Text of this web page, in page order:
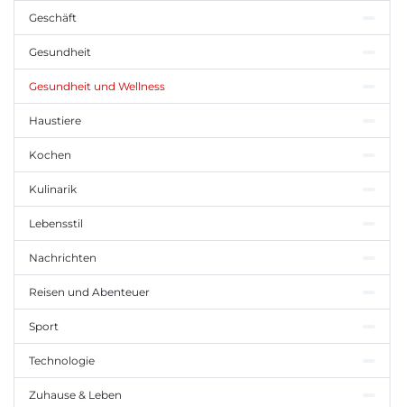
Geschäft
Gesundheit
Gesundheit und Wellness
Haustiere
Kochen
Kulinarik
Lebensstil
Nachrichten
Reisen und Abenteuer
Sport
Technologie
Zuhause & Leben